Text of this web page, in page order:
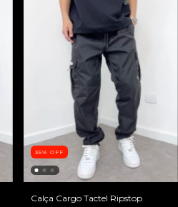
35% OFF
Calça Cargo Tactel Ripstop